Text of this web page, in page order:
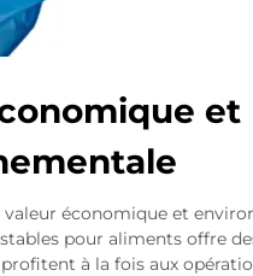
et
économique et
pour aliments offre
à la fois aux